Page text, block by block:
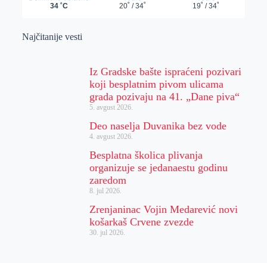
Najčitanije vesti
Iz Gradske bašte ispraćeni pozivari
koji besplatnim pivom ulicama
grada pozivaju na 41. „Dane piva“
5. avgust 2026.
Deo naselja Duvanika bez vode
4. avgust 2026.
Besplatna školica plivanja
organizuje se jedanaestu godinu
zaredom
8. jul 2026.
Zrenjaninac Vojin Medarević novi
košarkaš Crvene zvezde
30. jul 2026.